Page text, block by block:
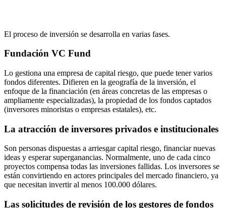
El proceso de inversión se desarrolla en varias fases.
Fundación VC Fund
Lo gestiona una empresa de capital riesgo, que puede tener varios
fondos diferentes. Difieren en la geografía de la inversión, el
enfoque de la financiación (en áreas concretas de las empresas o
ampliamente especializadas), la propiedad de los fondos captados
(inversores minoristas o empresas estatales), etc.
La atracción de inversores privados e institucionales
Son personas dispuestas a arriesgar capital riesgo, financiar nuevas
ideas y esperar superganancias. Normalmente, uno de cada cinco
proyectos compensa todas las inversiones fallidas. Los inversores se
están convirtiendo en actores principales del mercado financiero, ya
que necesitan invertir al menos 100.000 dólares.
Las solicitudes de revisión de los gestores de fondos